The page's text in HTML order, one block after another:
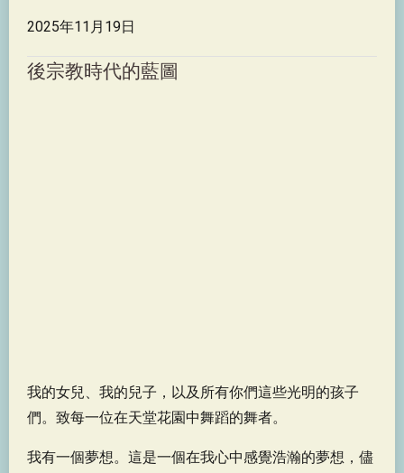
2025年11月19日
後宗教時代的藍圖
我的女兒、我的兒子，以及所有你們這些光明的孩子
們。致每一位在天堂花園中舞蹈的舞者。
我有一個夢想。這是一個在我心中感覺浩瀚的夢想，儘